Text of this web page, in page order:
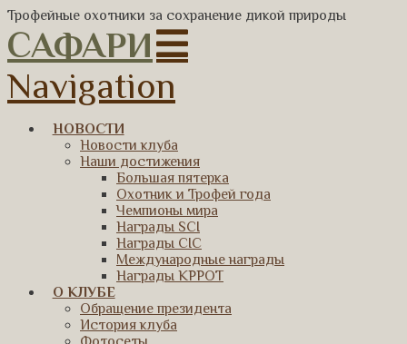
Трофейные охотники за сохранение дикой природы
САФАРИ
Navigation
НОВОСТИ
Новости клуба
Наши достижения
Большая пятерка
Охотник и Трофей года
Чемпионы мира
Награды SCI
Награды CIC
Международные награды
Награды КРРОТ
О КЛУБЕ
Обращение президента
История клуба